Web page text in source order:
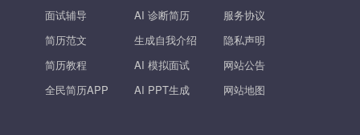
面试辅导
简历范文
简历教程
全民简历APP
AI 诊断简历
生成自我介绍
AI 模拟面试
AI PPT生成
服务协议
隐私声明
网站公告
网站地图